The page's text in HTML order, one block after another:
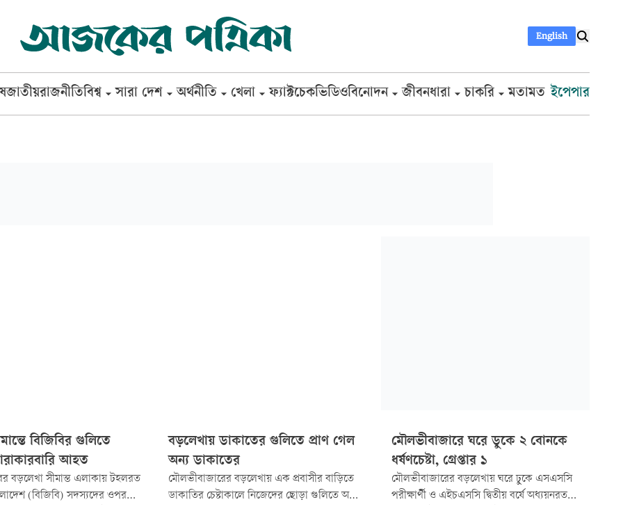
English
জাতীয়রাজনীতিবিশ্ব সারা দেশ অর্থনীতি খেলা ফ্যাক্টচেকভিডিওবিনোদন জীবনধারা চাকরি মতামত ইপেপার
বিজিবির গুলিতে
আহত
বড়লেখা সীমান্ত এলাকায় টহলরত
(বিজিবি) সদস্যদের ওপর
বড়লেখায় ডাকাতের গুলিতে প্রাণ গেল
অন্য ডাকাতের
মৌলভীবাজারের বড়লেখায় এক প্রবাসীর বাড়িতে
ডাকাতির চেষ্টাকালে নিজেদের ছোড়া গুলিতে অন্য
মৌলভীবাজারে ঘরে ডুকে ২ বোনকে
ধর্ষণচেষ্টা, গ্রেপ্তার ১
মৌলভীবাজারের বড়লেখায় ঘরে ঢুকে এসএসসি
পরীক্ষার্থী ও এইচএসসি দ্বিতীয় বর্ষে অধ্যয়নরত